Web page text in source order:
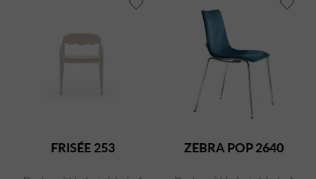
FRISÉE 253 ZEBRA POP 2640